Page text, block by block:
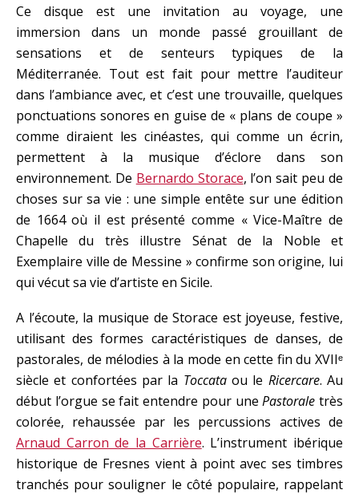
Ce disque est une invitation au voyage, une
immersion dans un monde passé grouillant de
sensations et de senteurs typiques de la
Méditerranée. Tout est fait pour mettre l’auditeur
dans l’ambiance avec, et c’est une trouvaille, quelques
ponctuations sonores en guise de « plans de coupe »
comme diraient les cinéastes, qui comme un écrin,
permettent à la musique d’éclore dans son
environnement. De Bernardo Storace, l’on sait peu de
choses sur sa vie : une simple entête sur une édition
de 1664 où il est présenté comme « Vice-Maître de
Chapelle du très illustre Sénat de la Noble et
Exemplaire ville de Messine » confirme son origine, lui
qui vécut sa vie d’artiste en Sicile.
A l’écoute, la musique de Storace est joyeuse, festive,
utilisant des formes caractéristiques de danses, de
pastorales, de mélodies à la mode en cette fin du XVIIᵉ
siècle et confortées par la Toccataou le Ricercare. Au
début l’orgue se fait entendre pour unePastorale très
colorée, rehaussée par les percussions actives de
Arnaud Carron de la Carrière. L’instrument ibérique
historique de Fresnes vient à point avec ses timbres
tranchés pour souligner le côté populaire, rappelant